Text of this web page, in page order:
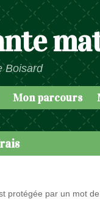
Boisard
Mon parcours
protégée par un mot